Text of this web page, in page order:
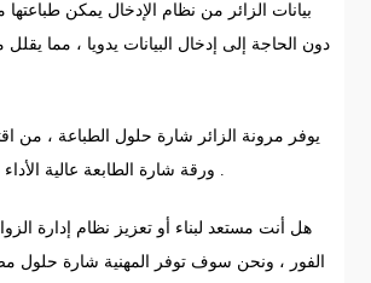
بيانات الزائر من نظام الإدخال يمكن
دون الحاجة إلى إدخال البيانات يدويا ، مما
ورقة شارة الطابعة عالية الأداء طابعة بطاقة الهوية .
هل أنت مستعد لبناء أو تعزيز نظام إدارة
الفور ، ونحن سوف توفر المهنية شارة حلول